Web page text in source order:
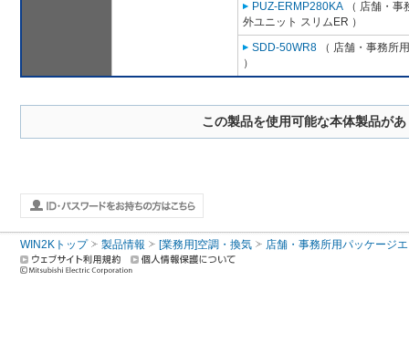
PUZ-ERMP280KA （ 店舗・
外ユニット スリムER ）
SDD-50WR8 （ 店舗・事務所
）
この製品を使用可能な本体製品が
WIN2Kトップ 製品情報 [業務用]空調・換気 店舗・事務所用パッケージ